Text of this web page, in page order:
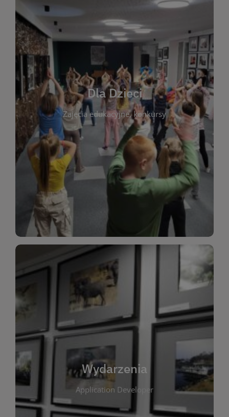
Dla Dzieci
Zajęcia edukacyjne, konkursy
Dla Dzieci
To miejsce stworzone z myślą o najmłodszych
czytelnikach i ich rodzicach. Znajdziesz tu
informacje o zajęciach edukacyjnych, konkursach
plastycznych i spotkaniach z autorami książek dla
dzieci. Biblioteka oferuje bogaty wybór bajek,
opowiadań i lektur szkolnych, a także przyjazny
kącik do wspólnego czytania. Pragniemy
rozbudzać miłość do książek od najmłodszych lat.
Zapraszamy do wspólnej zabawy i odkrywania
świata literatury!
WIĘCEJ
Wydarzenia
Application Developer
Wydarzenia
W tej zakładce publikujemy informacje o
wszystkich wydarzeniach organizowanych przez
bibliotekę. Znajdziesz tu zapowiedzi spotkań
autorskich, warsztatów, prelekcji i zajęć
tematycznych dla różnych grup wiekowych. Każde
wydarzenie ma na celu promowanie kultury
czytelniczej oraz integrację społeczności lokalnej.
Dzięki kalendarzowi wydarzeń możesz łatwo